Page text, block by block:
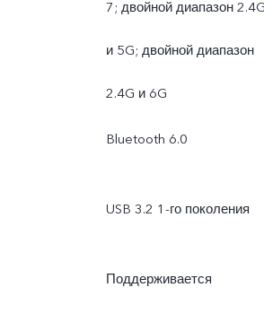
7; двойной диапазон
и 5G; двойной диапазон
2.4G и 6G
Bluetooth 6.0
USB 3.2 1-го поколения
Поддерживается